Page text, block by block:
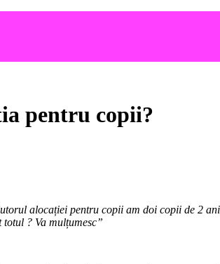
pentru copii?
alocației pentru copii am doi copii de 2
? Va mulțumesc”